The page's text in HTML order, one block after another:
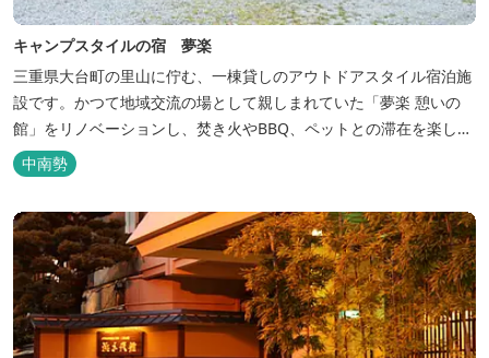
キャンプスタイルの宿 夢楽
三重県大台町の里山に佇む、一棟貸しのアウトドアスタイル宿泊施
設です。かつて地域交流の場として親しまれていた「夢楽 憩いの
館」をリノベーションし、焚き火やBBQ、ペットとの滞在を楽しめ
る“キャンプ気分”の宿として生まれ変わりました。 【営業時間】 チ
ェックイン 15：00（早めのチェックインご希望は予約時に要相
談） チェックアウト 9：00 【定休日】 不定休 【料金...
中南勢